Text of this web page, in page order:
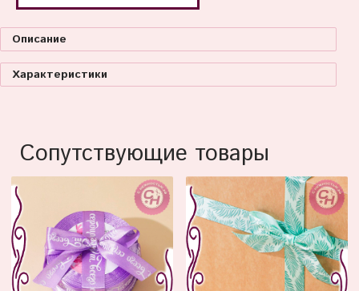
Описание
Характеристики
Сопутствующие товары